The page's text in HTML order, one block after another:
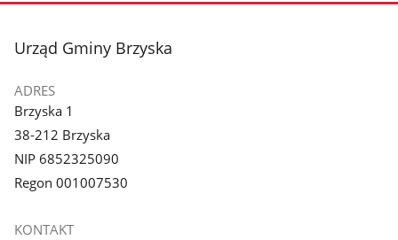
stopka
Urząd Gminy Brzyska
ADRES
Brzyska 1
38-212 Brzyska
NIP 6852325090
Regon 001007530
KONTAKT